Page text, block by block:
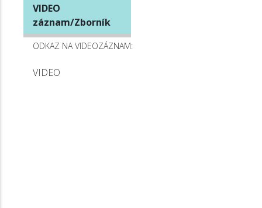
VIDEO
záznam/Zborník
ODKAZ NA VIDEOZÁZNAM:
VIDEO